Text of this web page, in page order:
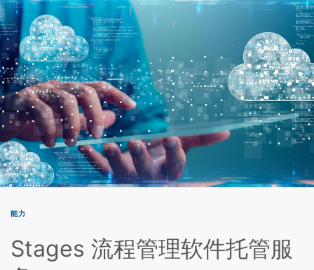
能力
Stages 流程管理软件托管服